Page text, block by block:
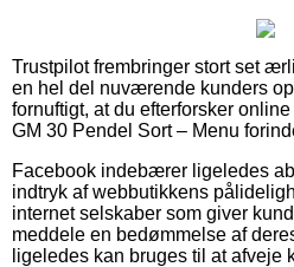
Trustpilot frembringer stort set
en hel del nuværende kunders
fornuftigt, at du efterforsker
GM 30 Pendel Sort – Menu
Facebook indebærer ligeledes
indtryk af webbutikkens
internet selskaber som giver
meddele en bedømmelse af
ligeledes kan bruges til at afveje